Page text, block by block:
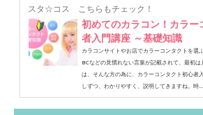
スタ☆コス こちらもチェック！
初めてのカラコン！カラー
者入門講座 ～基礎知識
カラコンサイトやお店でカラーコンタクトを選
BCなどの見慣れない言葉が記載されて、最初
は、そんな方の為に、カラーコンタクト初心者
しずつ、わかりやすく、説明してきますね。時...